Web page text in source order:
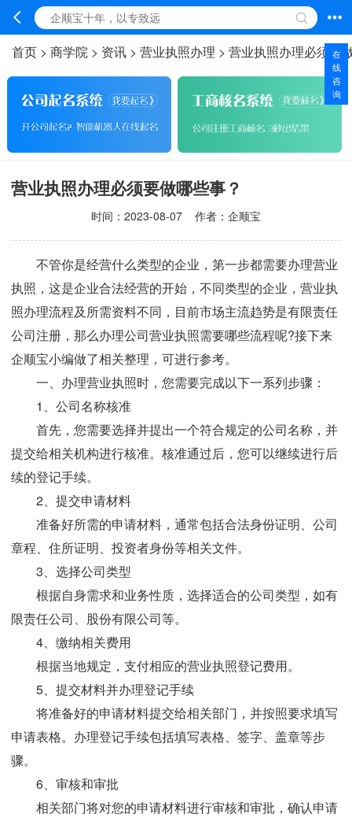
首页 > 商学院 > 资讯 > 营业执照办理 > 营业执照办理必须要
营业执照办理必须要做哪些事？
时间： 2023-08-07 作者：企顺宝
不管你是经营什么类型的企业，第一步都需要办理营业
执照，这是企业合法经营的开始，不同类型的企业，营业执
照办理流程及所需资料不同，目前市场主流趋势是有限责任
公司注册，那么办理公司营业执照需要哪些流程呢?接下来
企顺宝小编做了相关整理，可进行参考。
一、办理营业执照时，您需要完成以下一系列步骤：
1、公司名称核准
首先，您需要选择并提出一个符合规定的公司名称，并
提交给相关机构进行核准。核准通过后，您可以继续进行后
续的登记手续。
2、提交申请材料
准备好所需的申请材料，通常包括合法身份证明、公司
章程、住所证明、投资者身份等相关文件。
3、选择公司类型
根据自身需求和业务性质，选择适合的公司类型，如有
限责任公司、股份有限公司等。
4、缴纳相关费用
根据当地规定，支付相应的营业执照登记费用。
5、提交材料并办理登记手续
将准备好的申请材料提交给相关部门，并按照要求填写
申请表格。办理登记手续包括填写表格、签字、盖章等步
骤。
6、审核和审批
相关部门将对您的申请材料进行审核和审批，确认申请
在
线
咨
询